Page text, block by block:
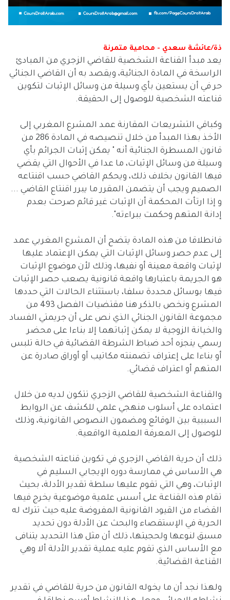
ذة/عائشة سعدي - محامية متمرنة
يعد مبدأ القناعة الشخصية للقاضي الزجري من المبادئ
الراسخة في المادة الجنائية، ويقصد به أن القاضي الجنائي
حر في أن يستعين بأي وسيلة من وسائل الإثبات لتكوين
قناعته الشخصية للوصول إلى الحقيقة.
وكباقي التشريعات المقارنة عمد المشرع المغربي إلى
الأخذ بهذا المبدأ من خلال تنصيصه في المادة 286 من
قانون المسطرة الجنائية أنه " يمكن إثبات الجرائم بأي
وسيلة من وسائل الإثبات، ما عدا في الأحوال التي يقضي
فيها القانون بخلاف ذلك، ويحكم القاضي حسب اقنتاعه
الصميم ويجب أن يتضمن المقرر ما يبرر اقنتاع القاضي ...
و إذا ارتأت المحكمة أن الإثبات غير قائم صرحت بعدم
إدانة المتهم وحكمت ببراءته".
فانطلاقا من هذه المادة يتضح أن المشرع المغربي عمد
إلى عدم حصر وسائل الإثبات التي يمكن الإعتماد عليها
لإثبات واقعة معينة أو نفيها، وذلك لأن موضوع الإثبات
هو الجريمة باعتبارها واقعة قانونية يصعب حصر الإثبات
فيها بوسائل محددة سلفا، باستثناء الحالات التي حددها
المشرع ونخص بالذكر هنا مقتضيات الفصل 493 من
مجموعة القانون الجنائي الذي نص على أن جريمتي الفساد
والخيانة الزوجية لا يمكن إثباتهما إلا بناءا على محضر
رسمي ينجزه أحد ضباط الشرطة القضائية في حالة تلبس
أو بناءا على إعتراف تضمنته مكاتيب أو أوراق صادرة عن
المتهم أو اعتراف قضائي.
والقناعة الشخصية للقاضي الزجري تتكون لديه من خلال
اعتماده على أسلوب منهجي علمي للكشف عن الروابط
السببية بين الوقائع ومضمون النصوص القانونية، وذلك
للوصول إلى المعرفة العلمية الواقعية.
ذلك أن حرية القاضي الزجري في تكوين قناعته الشخصية
هي الأساس في ممارسة دوره الإيجابي السليم في
الإثبات، وهي التي تقوم عليها سلطة تقدير الأدلة، بحيث
تقام هذه القناعة على أسس علمية موضوعية يخرج فيها
القضاء من القيود القانونية المفروضة عليه حيث تترك له
الحرية في الإستقصاء والبحث عن الأدلة دون تحديد
مسبق لنوعها ولحجيتها، ذلك أن مثل هذا التحديد يتنافى
مع الأساس الذي تقوم عليه عملية تقدير الأدلة ألا وهي
القناعة القضائية.
ولهذا نجد أن ما يخوله القانون من حرية للقاضي في تقدير